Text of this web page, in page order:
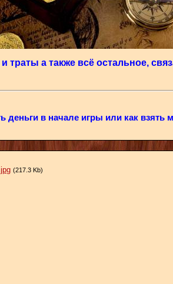
траты а также всё остальное,
деньги в начале игры или как взять
(217.3 Kb)